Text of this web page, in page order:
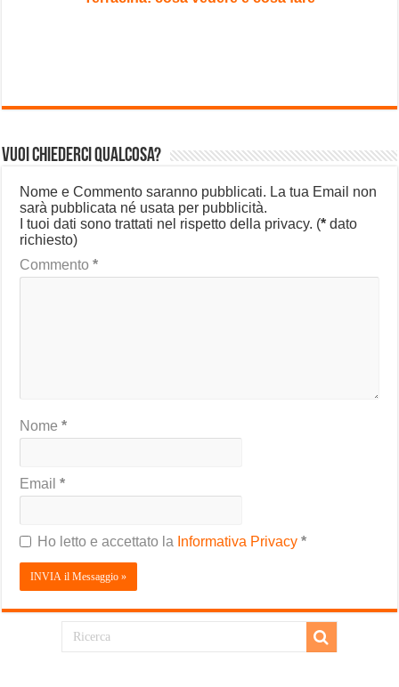
Vuoi chiederci qualcosa?
Nome e Commento saranno pubblicati. La tua Email non
sarà pubblicata né usata per pubblicità.
I tuoi dati sono trattati nel rispetto della privacy. (* dato
richiesto)
Commento*
Nome*
Email*
Ho letto e accettato la Informativa Privacy*